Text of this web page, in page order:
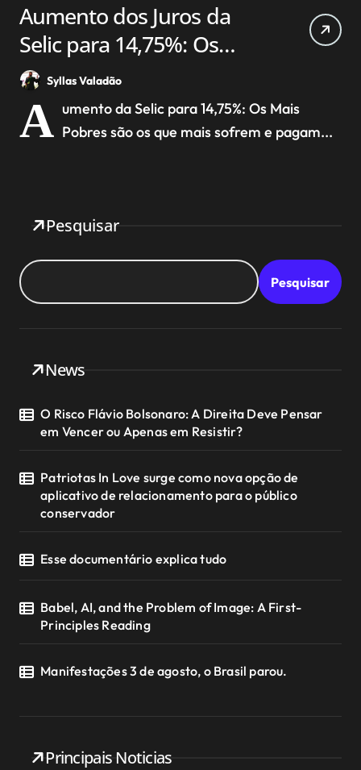
Aumento dos Juros da
Selic para 14,75%: Os
pobres pagam a conta.
Syllas Valadão
A umento da Selic para 14,75%: Os Mais
Pobres são os que mais sofrem e pagam...
Pesquisar
Pesquisar
News
O Risco Flávio Bolsonaro: A Direita Deve Pensar
em Vencer ou Apenas em Resistir?
Patriotas In Love surge como nova opção de
aplicativo de relacionamento para o público
conservador
Esse documentário explica tudo
Babel, AI, and the Problem of Image: A First-
Principles Reading
Manifestações 3 de agosto, o Brasil parou.
Principais Noticias